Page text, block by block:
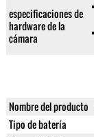
especificaciones de
hardware de la
cámara
Nombre del producto
Tipo de batería